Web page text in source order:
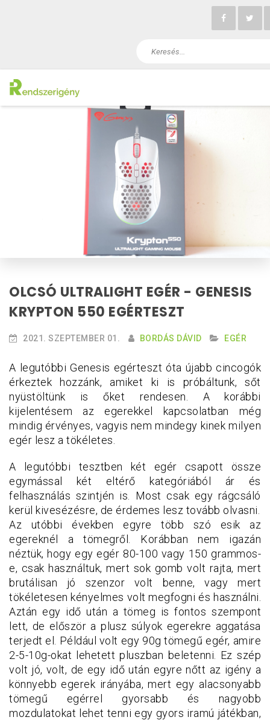
OLCSÓ ULTRALIGHT EGÉR - GENESIS
KRYPTON 550 EGÉRTESZT
2021. SZEPTEMBER 01. BORDÁS DÁVID EGÉR
A legutóbbi Genesis egérteszt óta újabb cincogók
érkeztek hozzánk, amiket ki is próbáltunk, sőt
nyüstöltünk is őket rendesen. A korábbi
kijelentésem az egerekkel kapcsolatban még
mindig érvényes, vagyis nem mindegy kinek milyen
egér lesz a tökéletes.
A legutóbbi tesztben két egér csapott össze
egymással két eltérő kategóriából ár és
felhasználás szintjén is. Most csak egy rágcsáló
kerül kivesézésre, de érdemes lesz tovább olvasni.
Az utóbbi években egyre több szó esik az
egereknél a tömegről. Korábban nem igazán
néztük, hogy egy egér 80-100 vagy 150 grammos-
e, csak használtuk, mert sok gomb volt rajta, mert
brutálisan jó szenzor volt benne, vagy mert
tökéletesen kényelmes volt megfogni és használni.
Aztán egy idő után a tömeg is fontos szempont
lett, de először a plusz súlyok egerekre aggatása
terjedt el. Például volt egy 90g tömegű egér, amire
2-5-10g-okat lehetett pluszban beletenni. Ez szép
volt jó, volt, de egy idő után egyre nőtt az igény a
könnyebb egerek irányába, mert egy alacsonyabb
tömegű egérrel gyorsabb és nagyobb
mozdulatokat lehet tenni egy gyors iramú játékban,